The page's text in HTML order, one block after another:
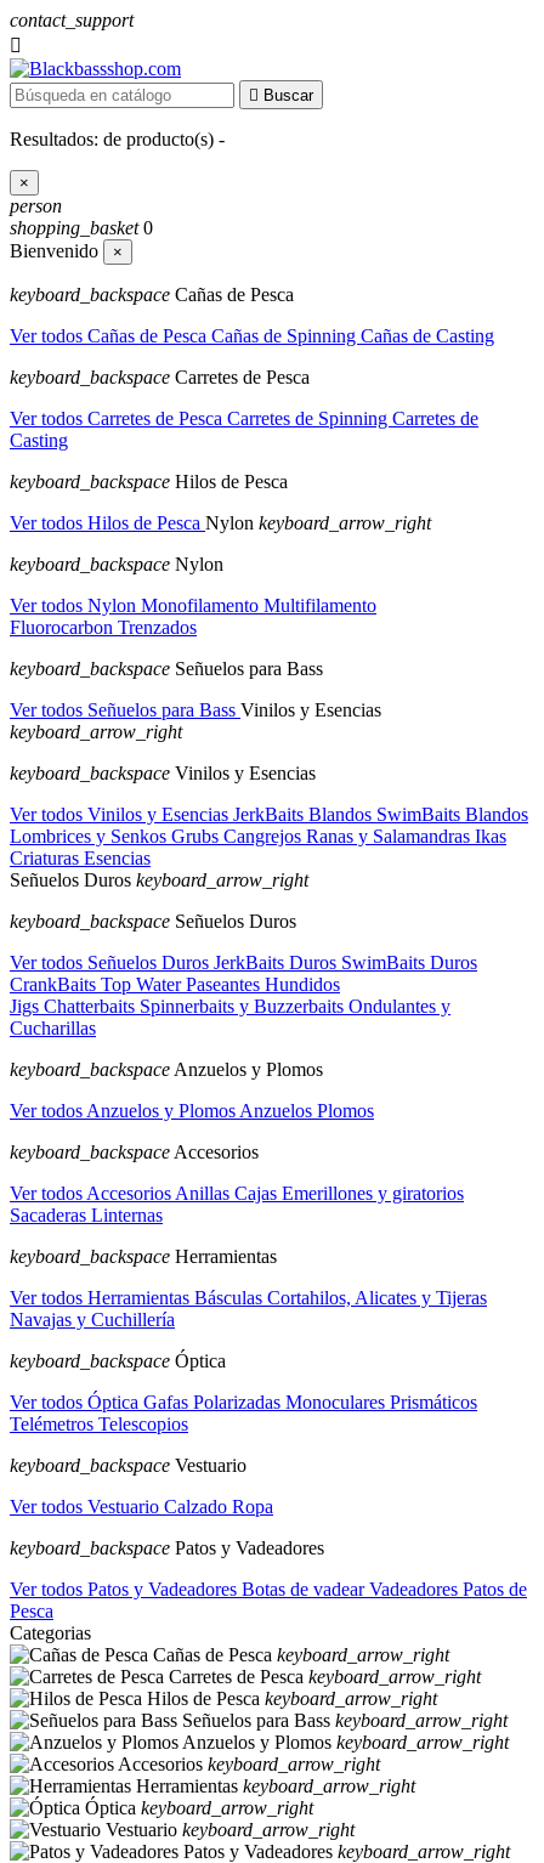
contact_support

 Buscar
Resultados: de producto(s) -
×
person
shopping_basket 0
Bienvenido
×
keyboard_backspace Cañas de Pesca
Ver todos Cañas de Pesca Cañas de Spinning Cañas de Casting
keyboard_backspace Carretes de Pesca
Ver todos Carretes de Pesca Carretes de Spinning Carretes de
Casting
keyboard_backspace Hilos de Pesca
Ver todos Hilos de Pesca Nylon keyboard_arrow_right
keyboard_backspace Nylon
Ver todos Nylon Monofilamento Multifilamento
Fluorocarbon Trenzados
keyboard_backspace Señuelos para Bass
Ver todos Señuelos para Bass Vinilos y Esencias
keyboard_arrow_right
keyboard_backspace Vinilos y Esencias
Ver todos Vinilos y Esencias JerkBaits Blandos SwimBaits Blandos
Lombrices y Senkos Grubs Cangrejos Ranas y Salamandras Ikas
Criaturas Esencias
Señuelos Duros keyboard_arrow_right
keyboard_backspace Señuelos Duros
Ver todos Señuelos Duros JerkBaits Duros SwimBaits Duros
CrankBaits Top WaterPaseantes Hundidos
Jigs Chatterbaits Spinnerbaits y Buzzerbaits Ondulantes y
Cucharillas
keyboard_backspace Anzuelos y Plomos
Ver todos Anzuelos y Plomos Anzuelos Plomos
keyboard_backspace Accesorios
Ver todos Accesorios Anillas Cajas Emerillones y giratorios
Sacaderas Linternas
keyboard_backspace Herramientas
Ver todos Herramientas Básculas Cortahilos, Alicates y Tijeras
Navajas y Cuchillería
keyboard_backspace Óptica
Ver todos Óptica Gafas Polarizadas Monoculares Prismáticos
Telémetros Telescopios
keyboard_backspace Vestuario
Ver todos Vestuario Calzado Ropa
keyboard_backspace Patos y Vadeadores
Ver todos Patos y Vadeadores Botas de vadearVadeadores Patos de
Pesca
Categorias
Cañas de Pesca keyboard_arrow_right
Carretes de Pesca keyboard_arrow_right
Hilos de Pesca keyboard_arrow_right
Señuelos para Bass keyboard_arrow_right
Anzuelos y Plomos keyboard_arrow_right
Accesorios keyboard_arrow_right
Herramientas keyboard_arrow_right
Óptica keyboard_arrow_right
Vestuario keyboard_arrow_right
Patos y Vadeadores keyboard_arrow_right